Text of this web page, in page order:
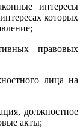
интересы
которых
правовых
лица на
должностное
акты;